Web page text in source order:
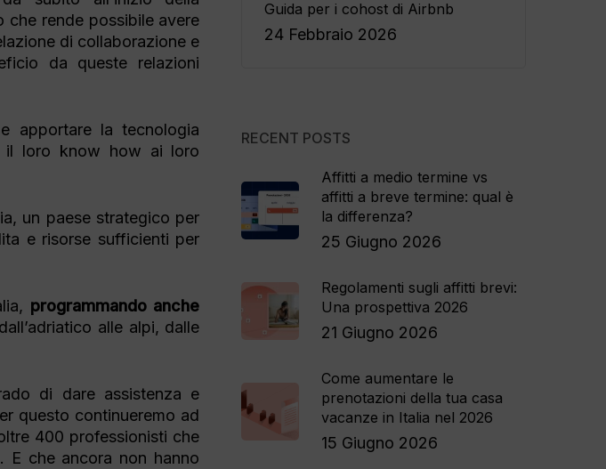
rende possibile avere
di collaborazione e
da queste relazioni
apportare la tecnologia
il loro know how ai loro
un paese strategico per
e risorse sufficienti per
programmando anche
alle alpi, dalle
di dare assistenza e
questo continueremo ad
400 professionisti che
E che ancora non hanno
Guida per i cohost di Airbnb
24 Febbraio 2026
RECENT POSTS
Affitti a medio termine vs
affitti a breve termine: qual è
la differenza?
25 Giugno 2026
Regolamenti sugli affitti brevi:
Una prospettiva 2026
21 Giugno 2026
Come aumentare le
prenotazioni della tua casa
vacanze in Italia nel 2026
15 Giugno 2026